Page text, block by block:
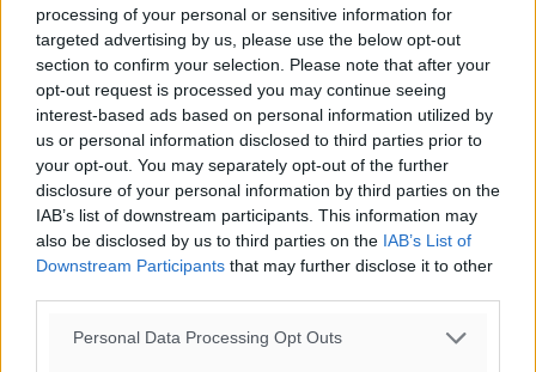
processing of your personal or sensitive information for
targeted advertising by us, please use the below opt-out
section to confirm your selection. Please note that after your
opt-out request is processed you may continue seeing
interest-based ads based on personal information utilized by
us or personal information disclosed to third parties prior to
your opt-out. You may separately opt-out of the further
disclosure of your personal information by third parties on the
IAB’s list of downstream participants. This information may
also be disclosed by us to third parties on the IAB’s List of
Downstream Participants that may further disclose it to other
Personal Data Processing Opt Outs
30.09.23, 15:16